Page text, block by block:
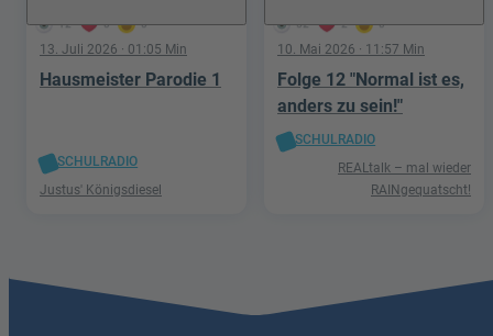
12 0 0
13. Juli 2026 · 01:05 Min
Hausmeister Parodie 1
SCHULRADIO
Justus' Königsdiesel
52 2 0
10. Mai 2026 · 11:57 Min
Folge 12 "Normal ist es,
anders zu sein!"
SCHULRADIO
REALtalk – mal wieder
RAINgequatscht!